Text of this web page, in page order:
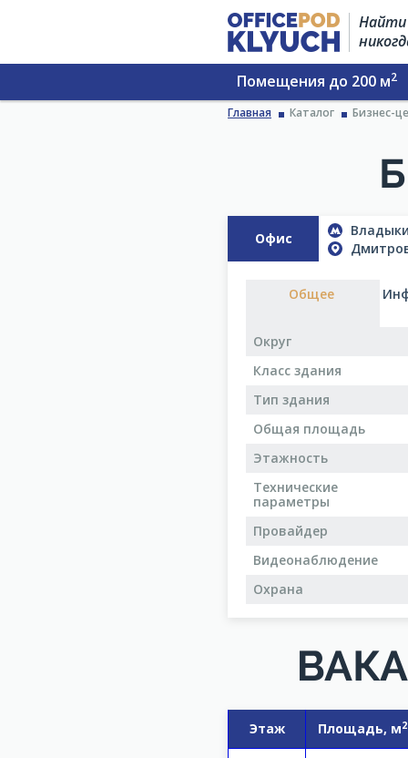
Найти
Помещения до 200 м2
Главная Каталог Бизнес-
Офис
Общее
Округ
Класс здания
Тип здания
Общая площадь
Этажность
Технические
параметры
Провайдер
Видеонаблюдение
Охрана
Этаж Площадь, м2